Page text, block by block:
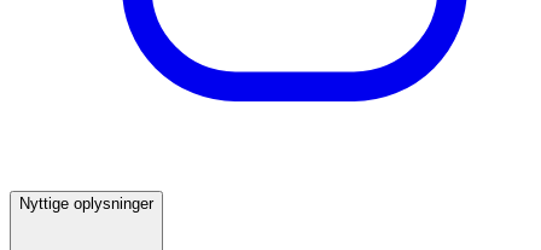
Nyttige oplysninger